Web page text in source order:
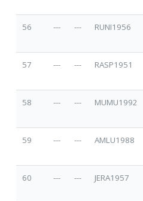
56 --- --- RUNI1956
57 --- --- RASP1951
58 --- --- MUMU1992
59 --- --- AMLU1988
60 --- --- JERA1957